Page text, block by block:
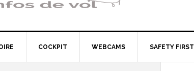
COCKPIT WEBCAMS SAFETY FIRST